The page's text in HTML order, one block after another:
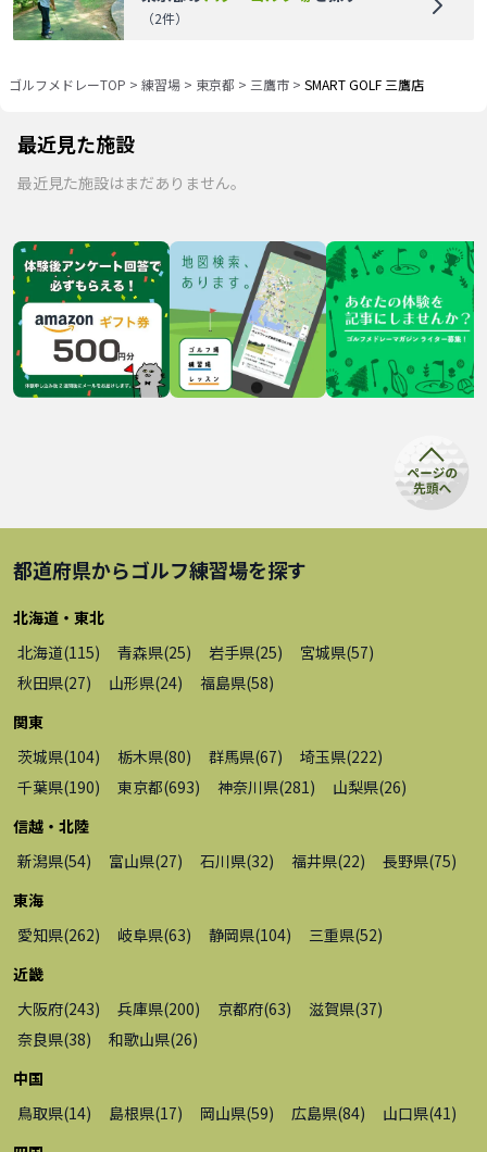
（2件）
ゴルフメドレーTOP > 練習場 > 東京都 > 三鷹市 > SMART GOLF 三鷹店
最近見た施設
最近見た施設はまだありません。
都道府県からゴルフ練習場を探す
北海道・東北
北海道(115) 青森県(25) 岩手県(25) 宮城県(57)
秋田県(27) 山形県(24) 福島県(58)
関東
茨城県(104) 栃木県(80) 群馬県(67) 埼玉県(222)
千葉県(190) 東京都(693) 神奈川県(281 ) 山梨県(26)
信越・北陸
新潟県(54) 富山県(27) 石川県(32) 福井県(22) 長野県(75)
東海
愛知県(262) 岐阜県(63) 静岡県(104) 三重県(52)
近畿
大阪府(243) 兵庫県(200) 京都府(63) 滋賀県(37)
奈良県(38) 和歌山県(26)
中国
鳥取県(14) 島根県(17) 岡山県(59) 広島県(84) 山口県(41 )